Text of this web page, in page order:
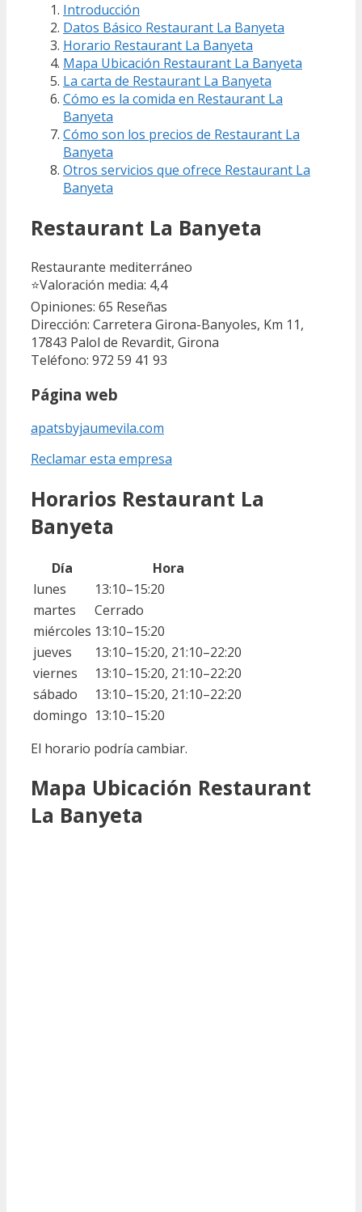
Introducción
Datos Básico Restaurant La Banyeta
Horario Restaurant La Banyeta
Mapa Ubicación Restaurant La Banyeta
La carta de Restaurant La Banyeta
Cómo es la comida en Restaurant La
Banyeta
Cómo son los precios de Restaurant La
Banyeta
Otros servicios que ofrece Restaurant La
Banyeta
Restaurant La Banyeta
Restaurante mediterráneo
⭐Valoración media: 4,4
Opiniones: 65 Reseñas
Dirección: Carretera Girona-Banyoles, Km 11,
17843 Palol de Revardit, Girona
Teléfono: 972 59 41 93
Página web
apatsbyjaumevila.com
Reclamar esta empresa
Horarios Restaurant La
Banyeta
Día
Hora
lunes
13:10–15:20
martes
Cerrado
miércoles 13:10–15:20
jueves
13:10–15:20, 21:10–22:20
viernes
13:10–15:20, 21:10–22:20
sábado
13:10–15:20, 21:10–22:20
domingo 13:10–15:20
El horario podría cambiar.
Mapa Ubicación Restaurant
La Banyeta